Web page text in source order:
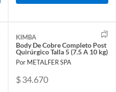
KIMBA
Body De Cobre Completo Post
Quirúrgico Talla 5 (7.5 A 10 kg)
Por METALFER SPA
$ 34.670